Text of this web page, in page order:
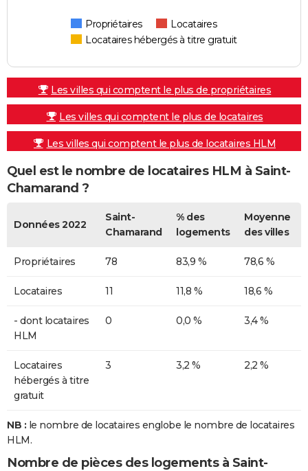
Propriétaires
Locataires
Locataires hébergés à titre gratuit
Les villes qui comptent le plus de propriétaires
Les villes qui comptent le plus de locataires
Les villes qui comptent le plus de locataires HLM
Quel est le nombre de locataires HLM à Saint-
Chamarand ?
Données 2022
Saint-
Chamarand
% des
logements
Moyenne
des villes
Propriétaires 78 83,9 % 78,6 %
Locataires 11 11,8 % 18,6 %
- dont locataires
HLM
0 0,0 % 3,4 %
Locataires
hébergés à titre
gratuit
3 3,2 % 2,2 %
NB : le nombre de locataires englobe le nombre de locataires
HLM.
Nombre de pièces des logements à Saint-